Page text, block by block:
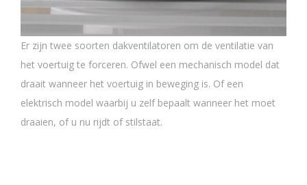
Er zijn twee soorten dakventilatoren om de ventilatie van
het voertuig te forceren. Ofwel een mechanisch model dat
draait wanneer het voertuig in beweging is. Of een
elektrisch model waarbij u zelf bepaalt wanneer het moet
draaien, of u nu rijdt of stilstaat.